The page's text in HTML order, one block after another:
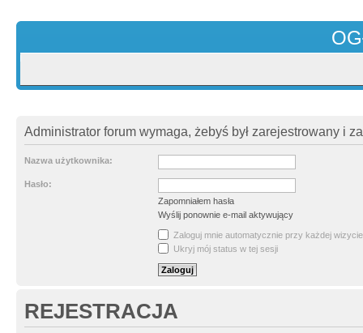
Administrator forum wymaga, żebyś był zarejestrowany i
Nazwa użytkownika:
Hasło:
Zapomniałem hasła
Wyślij ponownie e-mail aktywujący
Zaloguj mnie automatycznie przy każdej wizycie
Ukryj mój status w tej sesji
REJESTRACJA